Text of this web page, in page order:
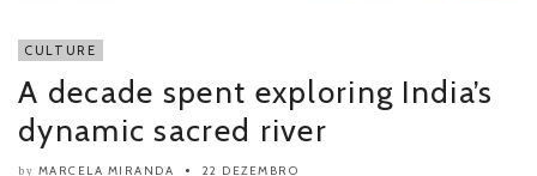
CULTURE
A decade spent exploring India’s
dynamic sacred river
by MARCELA MIRANDA 22 DEZEMBRO